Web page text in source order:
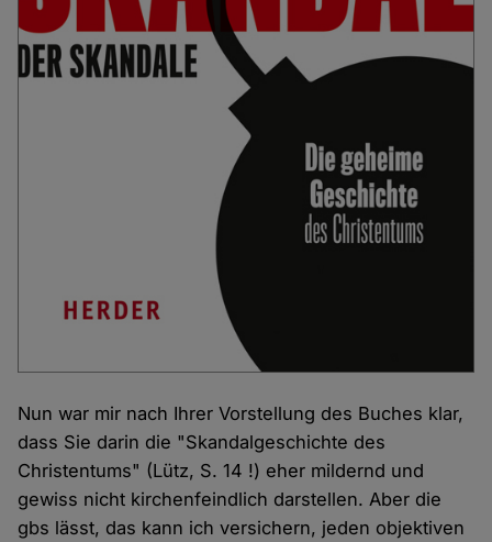
Nun war mir nach Ihrer Vorstellung des Buches klar,
dass Sie darin die "Skandalgeschichte des
Christentums" (Lütz, S. 14 !) eher mildernd und
gewiss nicht kirchenfeindlich darstellen. Aber die
gbs lässt, das kann ich versichern, jeden objektiven